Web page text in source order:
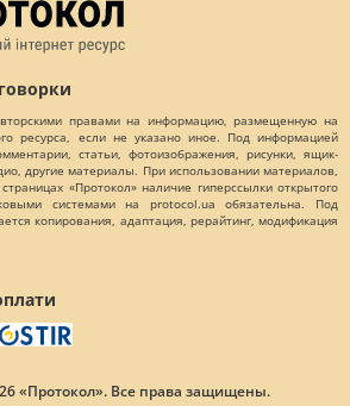
правами на информацию, размещенную на
ресурса, если не указано иное. Под информацией
статьи, фотоизображения, рисунки, ящик-
другие материалы. При использовании материалов,
«Протокол» наличие гиперссылки открытого
системами на protocol.ua обязательна. Под
копирования, адаптация, рерайтинг, модификация
«Протокол». Все права защищены.